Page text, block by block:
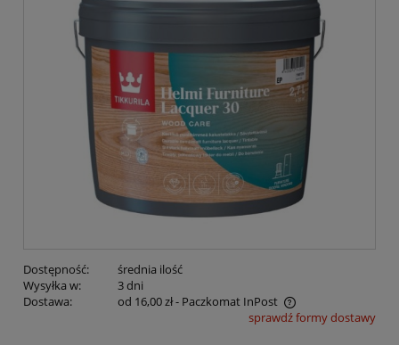
Dostępność:
średnia ilość
Wysyłka w:
3 dni
Dostawa:
od 16,00 zł- Paczkomat InPost
Cena nie zawiera ewentualnych kosztów płatnościsprawdź formy dostawy